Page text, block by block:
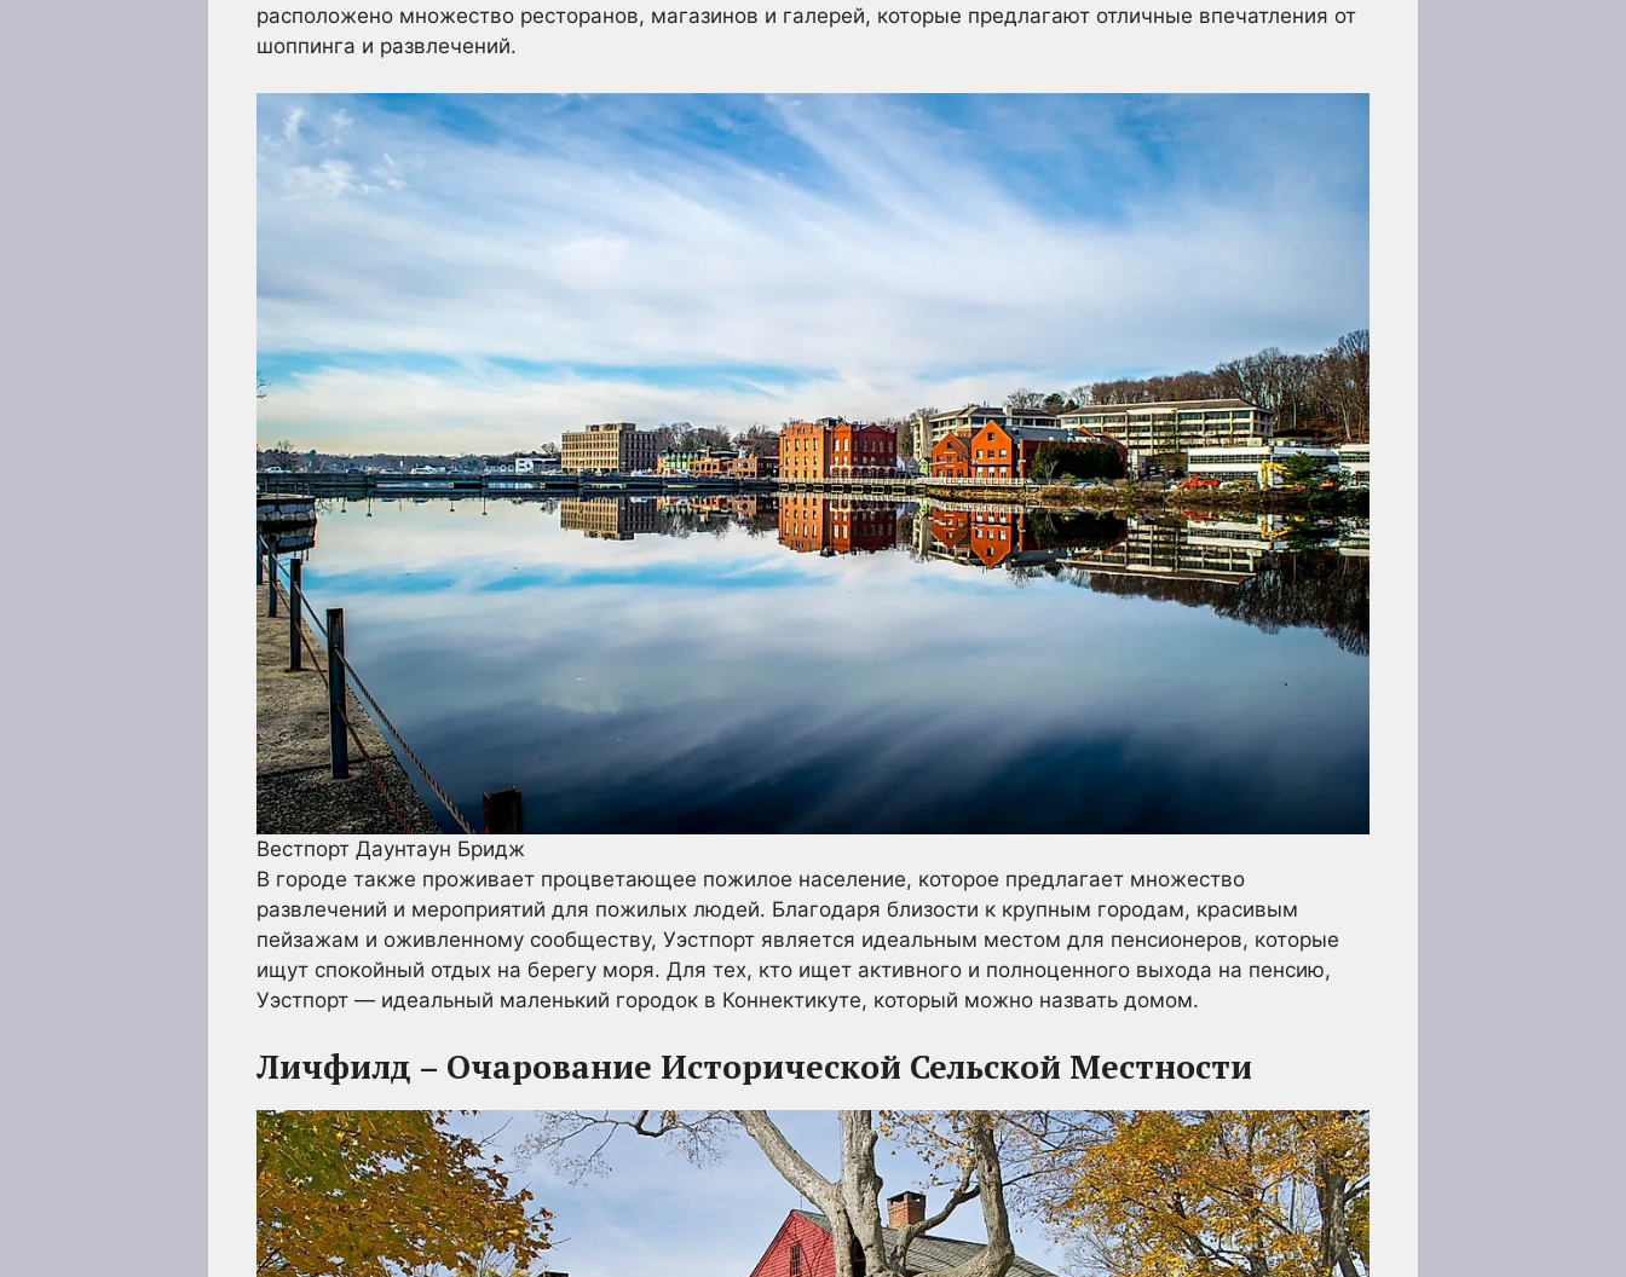
расположено множество ресторанов, магазинов и галерей, которые предлагают отличные впечатления от
шоппинга и развлечений.
Вестпорт Даунтаун Бридж
В городе также проживает процветающее пожилое население, которое предлагает множество
развлечений и мероприятий для пожилых людей. Благодаря близости к крупным городам, красивым
пейзажам и оживленному сообществу, Уэстпорт является идеальным местом для пенсионеров, которые
ищут спокойный отдых на берегу моря. Для тех, кто ищет активного и полноценного выхода на пенсию,
Уэстпорт — идеальный маленький городок в Коннектикуте, который можно назвать домом.
Личфилд – Очарование Исторической Сельской Местности